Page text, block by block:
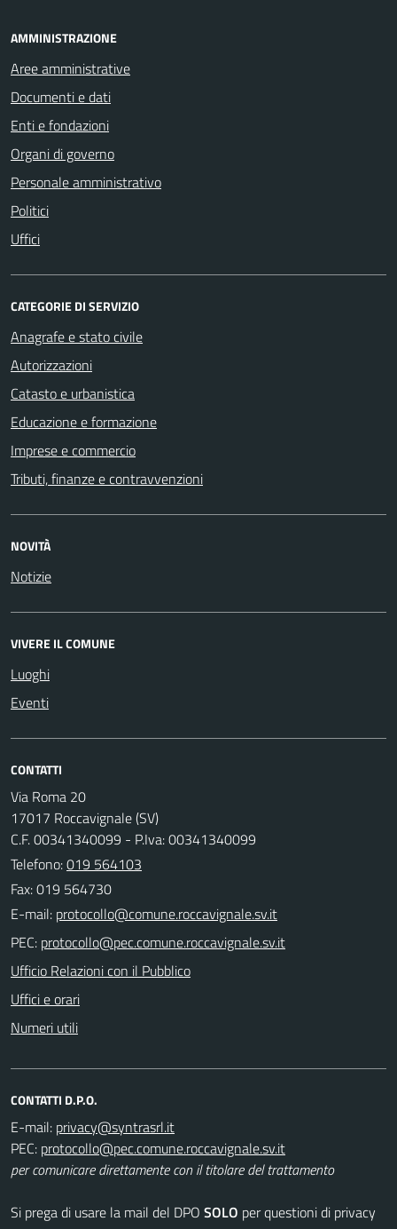
AMMINISTRAZIONE
Aree amministrative
Documenti e dati
Enti e fondazioni
Organi di governo
Personale amministrativo
Politici
Uffici
CATEGORIE DI SERVIZIO
Anagrafe e stato civile
Autorizzazioni
Catasto e urbanistica
Educazione e formazione
Imprese e commercio
Tributi, finanze e contravvenzioni
NOVITÀ
Notizie
VIVERE IL COMUNE
Luoghi
Eventi
CONTATTI
Via Roma 20
17017 Roccavignale (SV)
C.F. 00341340099 - P.Iva: 00341340099
Telefono:019 564103
Fax: 019 564730
E-mail:
PEC:
Ufficio Relazioni con il Pubblico
Uffici e orari
Numeri utili
CONTATTI D.P.O.
E-mail:
PEC:
per comunicare direttamente con il titolare del trattamento
Si prega di usare la mail del DPO SOLO per questioni di privacy